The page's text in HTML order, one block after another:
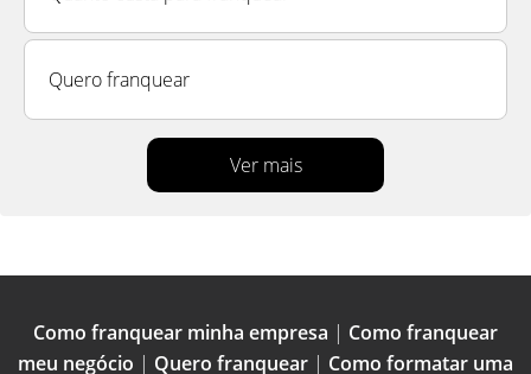
Quero franquear
Ver mais
Como franquear minha empresa | Como franquear
meu negócio | Quero franquear | Como formatar uma